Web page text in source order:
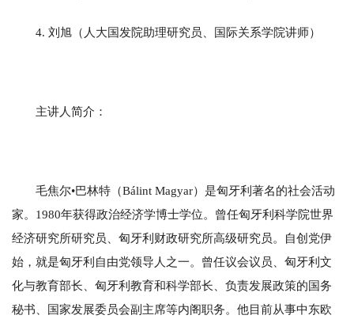
4. 刘旭（人大国发院助理研究员、国际关系学院讲师）
主讲人简介：
毛焦尔•巴林特（Bálint Magyar）是匈牙利著名的社会活动
家。1980年获得政治经济学博士学位。曾任匈牙利科学院世界
经济研究所研究员、匈牙利财政研究所高级研究员。自创党伊
始，就是匈牙利自由党领导人之一。曾任议会议员、匈牙利文
化与教育部长、匈牙利教育和科学部长、负责发展政策的国务
秘书、国家发展委员会副主席等内阁职务。他目前从事中东欧